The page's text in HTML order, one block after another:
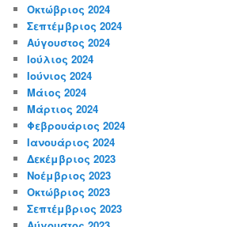
Οκτώβριος 2024
Σεπτέμβριος 2024
Αύγουστος 2024
Ιούλιος 2024
Ιούνιος 2024
Μάιος 2024
Μάρτιος 2024
Φεβρουάριος 2024
Ιανουάριος 2024
Δεκέμβριος 2023
Νοέμβριος 2023
Οκτώβριος 2023
Σεπτέμβριος 2023